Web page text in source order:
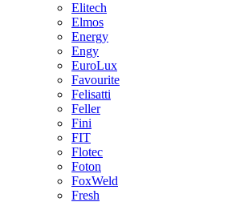
Elitech
Elmos
Energy
Engy
EuroLux
Favourite
Felisatti
Feller
Fini
FIT
Flotec
Foton
FoxWeld
Fresh